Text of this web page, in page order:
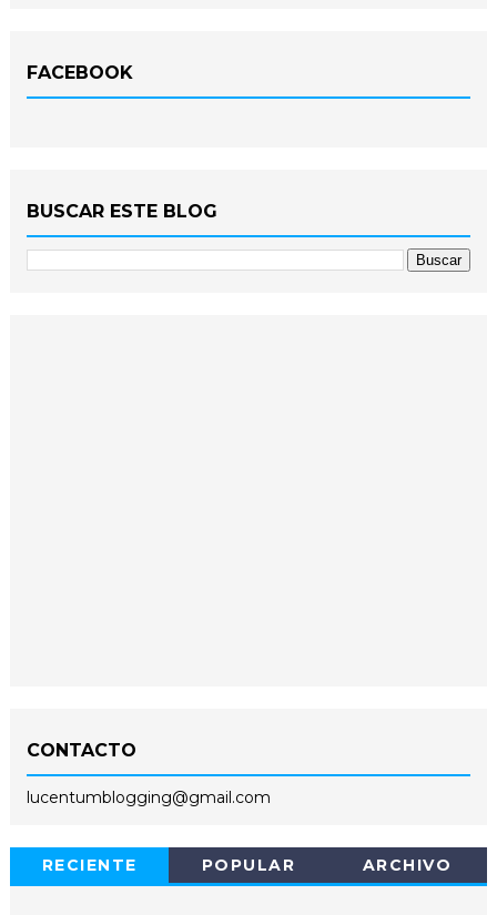
FACEBOOK
BUSCAR ESTE BLOG
CONTACTO
lucentumblogging@gmail.com
RECIENTE POPULAR ARCHIVO